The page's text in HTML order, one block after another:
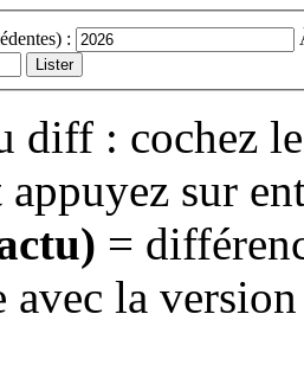
:
diff : cochez
appuyez sur
=
avec la